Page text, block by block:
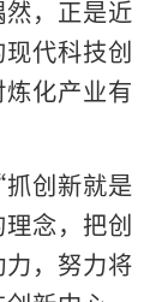
，正是近
代科技创
化产业有
创新就是
念，把创
，努力将